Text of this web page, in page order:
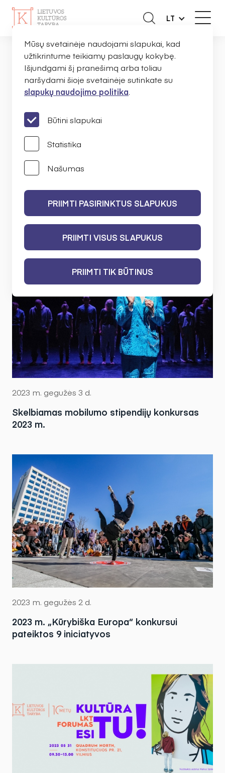
LT
NAUJIENOS
PRANEŠIMAI
IEŠKOTI
2023 m. gegužės 3 d.
Skelbiamas mobilumo stipendijų konkursas
2023 m.
2023 m. gegužės 2 d.
2023 m. „Kūrybiška Europa“ konkursui
pateiktos 9 iniciatyvos
Mūsų svetainėje naudojami slapukai, kad
užtikrintume teikiamų paslaugų kokybę.
Išjundgami šį pranešimą arba toliau
naršydami šioje svetainėje sutinkate su
slapukų naudojimo politika.
Būtini slapukai
Statistika
Našumas
PRIIMTI PASIRINKTUS SLAPUKUS
PRIIMTI VISUS SLAPUKUS
PRIIMTI TIK BŪTINUS